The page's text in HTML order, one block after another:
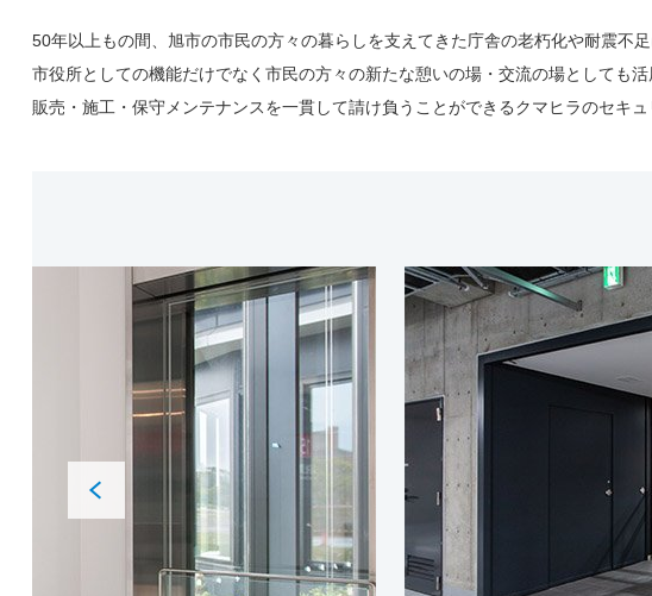
50年以上もの間、旭市の市民の方々の暮らしを支えてきた庁舎の老朽化や耐震不
市役所としての機能だけでなく市民の方々の新たな憩いの場・交流の場としても
販売・施工・保守メンテナンスを一貫して請け負うことができるクマヒラのセキ